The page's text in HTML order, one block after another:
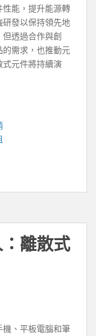
能，提升能源轉
發以保持領先地
透過合作與創
需求，也推動元
元件將持續演
離散式
、平板電腦和筆